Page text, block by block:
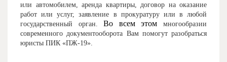
или автомобилем, аренда квартиры, договор на оказание
работ или услуг, заявление в прокуратуру или в любой
государственный орган.Во всем этом многообразии
современного документооборота Вам помогут разобраться
юристы ПИК «ПЖ-19».